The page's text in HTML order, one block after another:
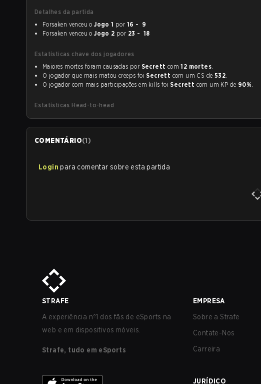
Detalhes da partida
Forsaken venceu oJogo 1 por
16 - 9
Forsaken venceu oJogo 2 por 23 - 18
Estatísticas chave dos jogadores
Maiores mortes foram causadas por Secrett com12 mortes.
O jogador que mais matou creeps foiSecrett com um CS de 532.
O jogador com mais participações em kills foiSecrett com um KP de 90%.
Estatísticas Head-to-head
COMENTÁRIO(1)
Login para comentar sobre esta partida
STRAFE
A experiência nº1 dos fãs de eSports na
web e em dispositivos móveis.
Strafe, tudo em eSports
EMPRESA
Sobre a Strafe
Contate-Nos
Carreira
JURÍDICO